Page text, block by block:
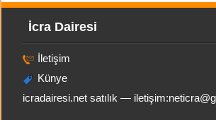
İcra Dairesi
İletişim
Künye
icradairesi.net satılık — iletişim: